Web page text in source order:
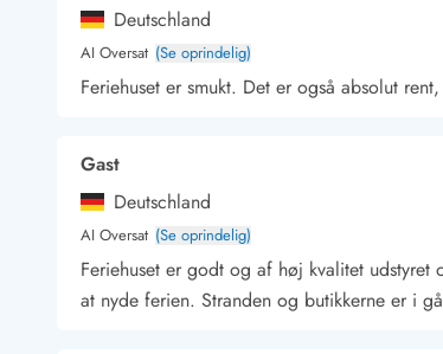
Vandring langs Vestkysten
Vandski for hele familien
Sejlads langs Vestkysten
Historiske museer
Kunsthåndværk og gallerier
Kulinariske oplevelser
Sandskulpturfestival
Hold jul i sommerhuset
Deutschland
AI Oversat (Se oprindelig)
Feriehuset er smukt. Det er også absolut
Gast
Deutschland
AI Oversat (Se oprindelig)
Feriehuset er godt og af høj kvalitet
at nyde ferien. Stranden og butikkerne er i